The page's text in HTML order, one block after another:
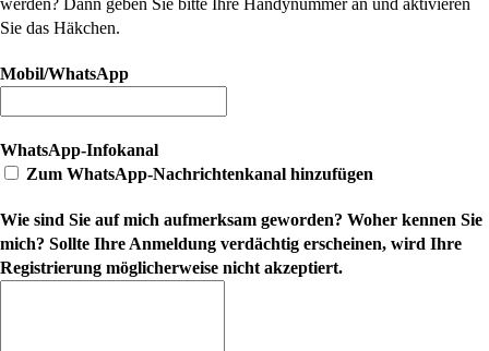
werden? Dann geben Sie bitte Ihre Handynummer an und aktivieren
Sie das Häkchen.
Mobil/WhatsApp
WhatsApp-Infokanal
Zum WhatsApp-Nachrichtenkanal hinzufügen
Wie sind Sie auf mich aufmerksam geworden? Woher kennen Sie
mich? Sollte Ihre Anmeldung verdächtig erscheinen, wird Ihre
Registrierung möglicherweise nicht akzeptiert.